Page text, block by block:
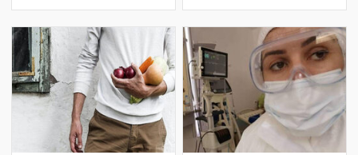
təmiz su içmək mütləqdir. -
a istinadə
Xəstəlikləri Şöbəsinin müdiri
Mehmet Ceyhan qeyd edib. Onun
sözlərinə görə